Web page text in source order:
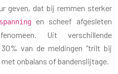
geven, dat bij remmen sterker
en scheef afgesleten
Uit verschillende
van de meldingen “trilt bij
onbalans of bandenslijtage.